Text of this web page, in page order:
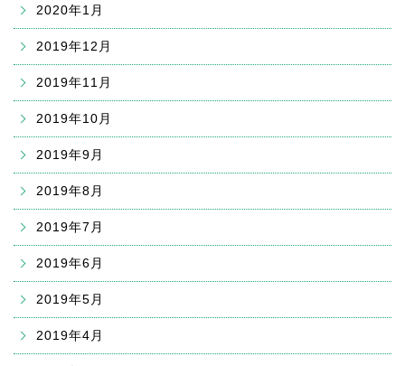
2020年1月
2019年12月
2019年11月
2019年10月
2019年9月
2019年8月
2019年7月
2019年6月
2019年5月
2019年4月